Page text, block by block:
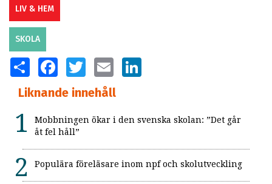
LIV & HEM
SKOLA
SHARE FACEBOOKTWITTER EMAIL
Liknande innehåll
Mobbningen ökar i den svenska skolan: ”Det går
åt fel håll”
Populära föreläsare inom npf och skolutveckling